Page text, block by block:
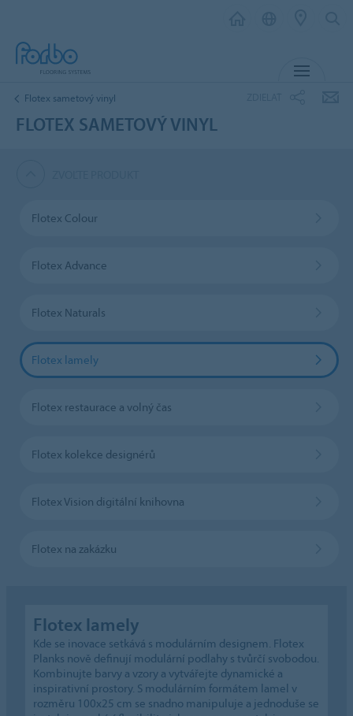
Flotex sametový vinyl
FLOTEX SAMETOVÝ VINYL
Flotex Colour
Flotex Advance
Flotex Naturals
Flotex lamely
Flotex restaurace a volný čas
Flotex kolekce designérů
Flotex Vision digitální knihovna
Flotex na zakázku
Flotex lamely
Kde se inovace setkává s modulárním designem. Flotex
Planks nově definují modulární podlahy s tvůrčí svobodou.
Kombinujte barvy a vzory a vytvářejte dynamické a
inspirativní prostory. S modulárním formátem lamel v
rozměru 100x25 cm se snadno manipuluje a jednoduše se